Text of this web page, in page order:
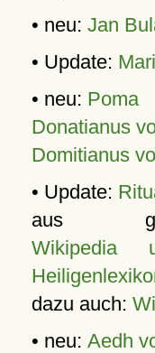
• neu: Jan
• Update:
• neu: Poma
Donatianus
Domitianus
• Update:
aus
Wikipedia
dazu auch:
• neu: Aedh